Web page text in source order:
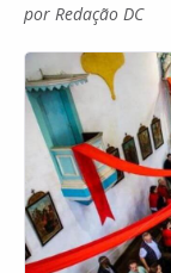
por Redação DC